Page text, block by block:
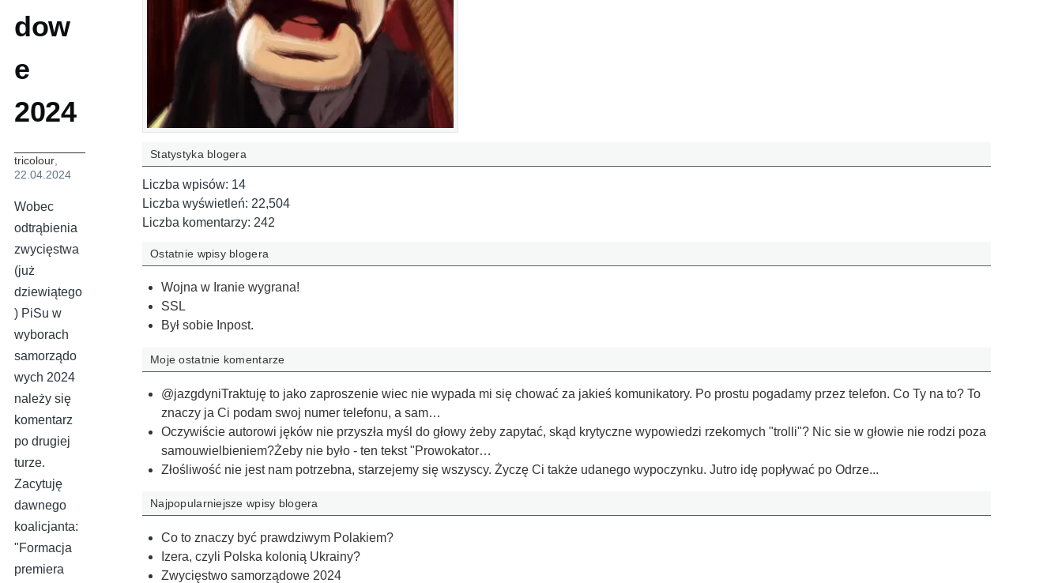
dow
e
2024
tricolour,
22.04.2024
Wobec
odtrąbienia
zwycięstwa
(już
dziewiątego
) PiSu w
wyborach
samorządo
wych 2024
należy się
komentarz
po drugiej
turze.
Zacytuję
dawnego
koalicjanta:
"Formacja
premiera
Statystyka blogera
Liczba wpisów: 14
Liczba wyświetleń: 22,504
Liczba komentarzy: 242
Ostatnie wpisy blogera
Wojna w Iranie wygrana!
SSL
Był sobie Inpost.
Moje ostatnie komentarze
@jazgdyniTraktuję to jako zaproszenie wiec nie wypada mi się chować za jakieś komunikatory. Po prostu pogadamy przez telefon. Co Ty na to? To
znaczy ja Ci podam swoj numer telefonu, a sam…
Oczywiście autorowi jęków nie przyszła myśl do głowy żeby zapytać, skąd krytyczne wypowiedzi rzekomych "trolli"? Nic sie w głowie nie rodzi poza
samouwielbieniem?Żeby nie było - ten tekst "Prowokator…
Złośliwość nie jest nam potrzebna, starzejemy się wszyscy. Życzę Ci także udanego wypoczynku. Jutro idę popływać po Odrze...
Najpopularniejsze wpisy blogera
Co to znaczy być prawdziwym Polakiem?
Izera, czyli Polska kolonią Ukrainy?
Zwycięstwo samorządowe 2024